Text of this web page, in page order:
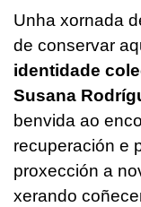
Unha xornada
de conservar
identidade
Susana
benvida ao
recuperación e
proxección a
xerando